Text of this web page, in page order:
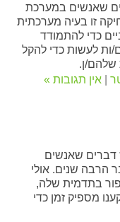
שאנשים במערכת
זו בעיה מערכתית
כדי להתמודד
ות לעשות כדי להקל
שלהם/ן.
|אין תגובות »
דברים שאנשים
הרבה שנים. אולי
בתדמית שלה,
מספיק זמן כדי